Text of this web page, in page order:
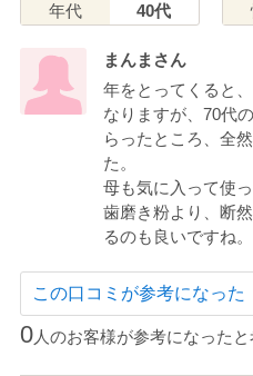
年代 40代
まんまさん
年をとってくると
なりますが、70代
らったところ、全
た。
母も気に入って使
歯磨き粉より、断
るのも良いですね。
この口コミが参考になった
0人のお客様が参考になった